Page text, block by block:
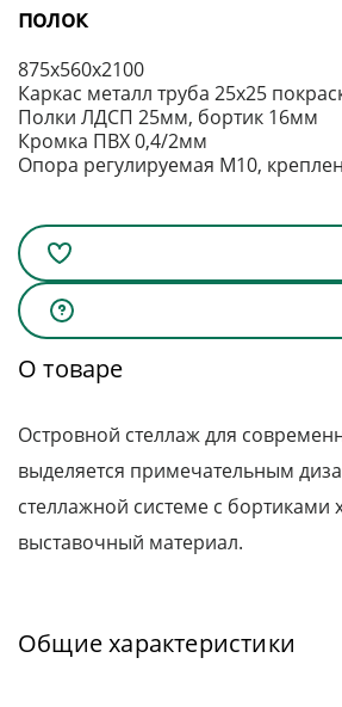
полок
Каркас металл труба 25х25
Полки ЛДСП 25мм, бортик 16мм
Кромка ПВХ 0,4/2мм
Опора регулируемая М10,
875х560х2100
О товаре
Островной стеллаж для
выделяется примечательным
стеллажной системе с бортиками
выставочный материал.
Общие характеристики